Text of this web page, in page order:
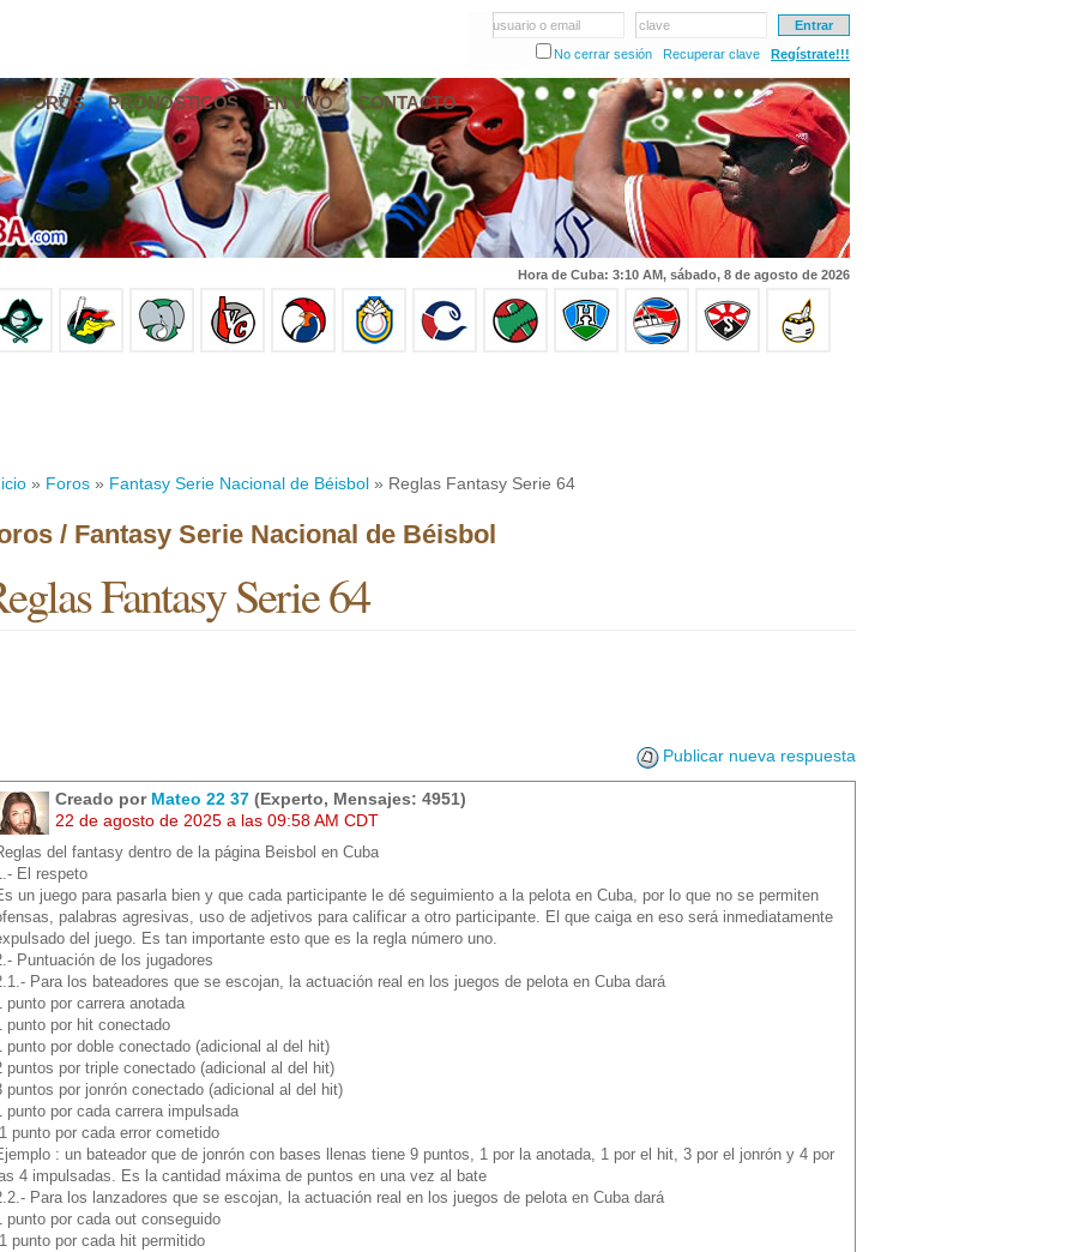
usuario o email
clave
No cerrar sesión
Recuperar clave Regístrate!!!
FOROS PRONÓSTICOS EN VIVO CONTACTO
Hora de Cuba: 3:10 AM, sábado, 8 de agosto de 2026
» Foros » Fantasy Serie Nacional de Béisbol » Reglas Fantasy Serie 64
/ Fantasy Serie Nacional de Béisbol
Fantasy Serie 64
Publicar nueva respuesta
Creado por Mateo 22 37 (Experto, Mensajes: 4951)
22 de agosto de 2025 a las 09:58 AM CDT
del fantasy dentro de la página Beisbol en Cuba
El respeto
un juego para pasarla bien y que cada participante le dé seguimiento a la pelota en Cuba, por lo que no se permiten
palabras agresivas, uso de adjetivos para calificar a otro participante. El que caiga en eso será inmediatamente
del juego. Es tan importante esto que es la regla número uno.
Puntuación de los jugadores
Para los bateadores que se escojan, la actuación real en los juegos de pelota en Cuba dará
punto por carrera anotada
punto por hit conectado
punto por doble conectado (adicional al del hit)
puntos por triple conectado (adicional al del hit)
puntos por jonrón conectado (adicional al del hit)
punto por cada carrera impulsada
punto por cada error cometido
: un bateador que de jonrón con bases llenas tiene 9 puntos, 1 por la anotada, 1 por el hit, 3 por el jonrón y 4 por
4 impulsadas. Es la cantidad máxima de puntos en una vez al bate
Para los lanzadores que se escojan, la actuación real en los juegos de pelota en Cuba dará
punto por cada out conseguido
punto por cada hit permitido